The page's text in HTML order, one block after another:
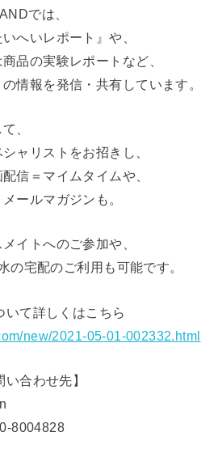
では、
へいレポート』や、
品の実験レポートなど、
情報を発信・共有しています。
、
ャリストをお招きし、
信＝マイムタイムや、
ールマガジンも。
イトへのご参加や、
の宅配のご利用も可能です。
いて詳しくはこちら
new/2021-05-01-002332.html
い合わせ先】
8004828